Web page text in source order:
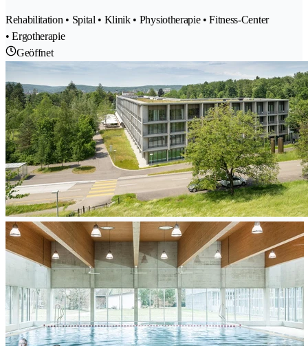
Rehabilitation • Spital • Klinik • Physiotherapie • Fitness-Center
• Ergotherapie
Geöffnet